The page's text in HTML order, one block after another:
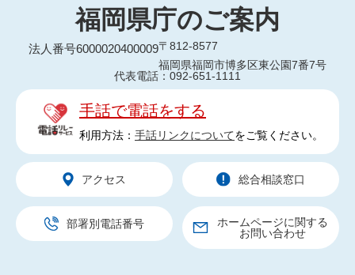
福岡県庁のご案内
法人番号6000020400009〒812-8577
福岡県福岡市博多区東公園7番7号
代表電話：092-651-1111
手話で電話をする
利用方法： 手話リンクについてをご覧ください。
アクセス 総合相談窓口
部署別電話番号
ホームページに関する
お問い合わせ